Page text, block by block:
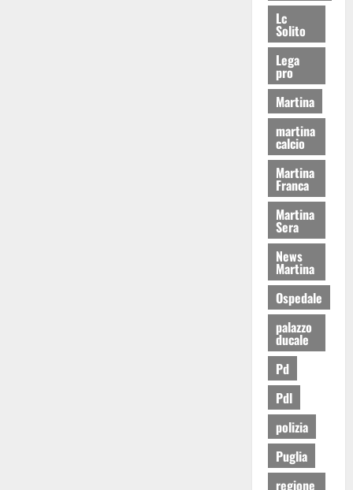
Lc
Solito
Lega
pro
Martina
martina
calcio
Martina
Franca
Martina
Sera
News
Martina
Ospedale
palazzo
ducale
Pd
Pdl
polizia
Puglia
regione